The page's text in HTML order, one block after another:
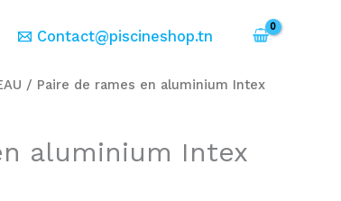
Contact@piscineshop.tn
/ Paire de rames en aluminium Intex
aluminium Intex
Le
est :